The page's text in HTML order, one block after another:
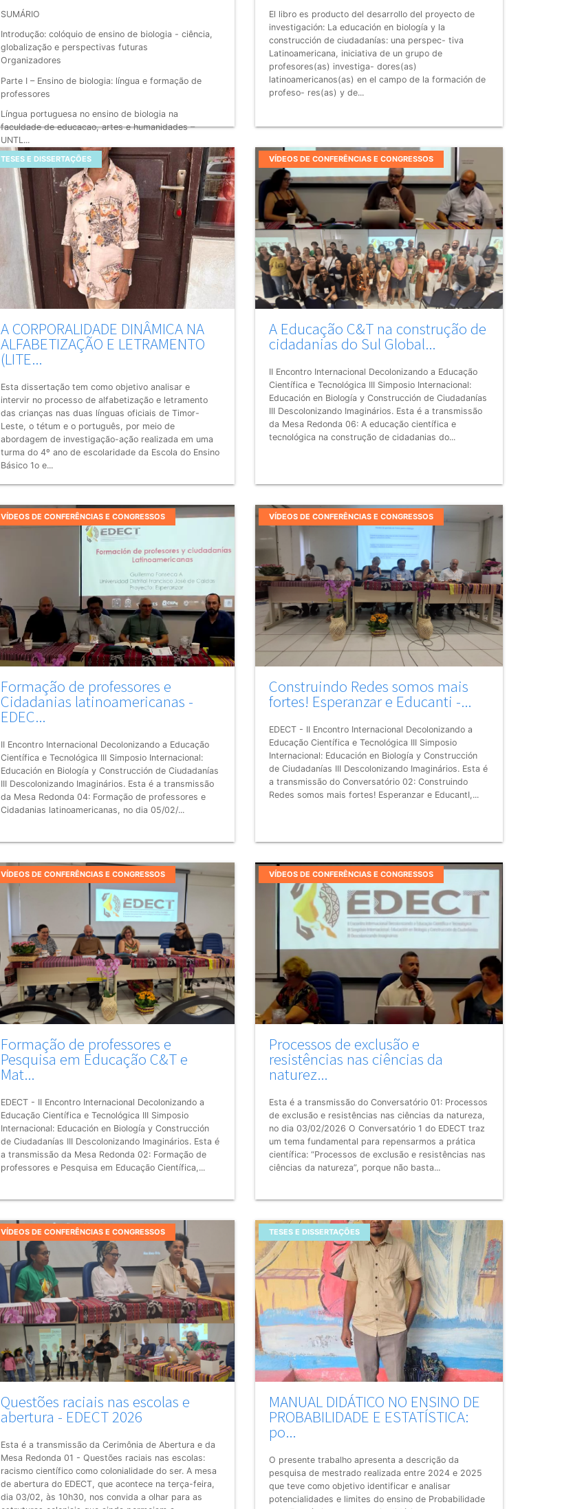
SUMÁRIO
Introdução: colóquio de ensino de biologia - ciência,
globalização e perspectivas futuras
Organizadores
Parte I – Ensino de biologia: língua e formação de
professores
Língua portuguesa no ensino de biologia na
faculdade de educacao, artes e humanidades –
UNTL...
El libro es producto del desarrollo del proyecto de
investigación: La educación en biología y la
construcción de ciudadanías: una perspec- tiva
Latinoamericana, iniciativa de un grupo de
profesores(as) investiga- dores(as)
latinoamericanos(as) en el campo de la formación de
profeso- res(as) y de...
TESES E DISSERTAÇÕES
A CORPORALIDADE DINÂMICA NA
ALFABETIZAÇÃO E LETRAMENTO
(LITE...
Esta dissertação tem como objetivo analisar e
intervir no processo de alfabetização e letramento
das crianças nas duas línguas oficiais de Timor-
Leste, o tétum e o português, por meio de
abordagem de investigação-ação realizada em uma
turma do 4º ano de escolaridade da Escola do Ensino
Básico 1o e...
VÍDEOS DE CONFERÊNCIAS E CONGRESSOS
A Educação C&T na construção de
cidadanias do Sul Global...
II Encontro Internacional Decolonizando a Educação
Científica e Tecnológica III Simposio Internacional:
Educación en Biología y Construcción de Ciudadanías
III Descolonizando Imaginários. Esta é a transmissão
da Mesa Redonda 06: A educação científica e
tecnológica na construção de cidadanias do...
VÍDEOS DE CONFERÊNCIAS E CONGRESSOS
Formação de professores e
Cidadanias latinoamericanas -
EDEC...
II Encontro Internacional Decolonizando a Educação
Científica e Tecnológica III Simposio Internacional:
Educación en Biología y Construcción de Ciudadanías
III Descolonizando Imaginários. Esta é a transmissão
da Mesa Redonda 04: Formação de professores e
Cidadanias latinoamericanas, no dia 05/02/...
VÍDEOS DE CONFERÊNCIAS E CONGRESSOS
Construindo Redes somos mais
fortes! Esperanzar e Educanti -...
EDECT - II Encontro Internacional Decolonizando a
Educação Científica e Tecnológica III Simposio
Internacional: Educación en Biología y Construcción
de Ciudadanías III Descolonizando Imaginários. Esta é
a transmissão do Conversatório 02: Construindo
Redes somos mais fortes! Esperanzar e EducantI,...
VÍDEOS DE CONFERÊNCIAS E CONGRESSOS
Formação de professores e
Pesquisa em Educação C&T e
Mat...
EDECT - II Encontro Internacional Decolonizando a
Educação Científica e Tecnológica III Simposio
Internacional: Educación en Biología y Construcción
de Ciudadanías III Descolonizando Imaginários. Esta é
a transmissão da Mesa Redonda 02: Formação de
professores e Pesquisa em Educação Científica,...
VÍDEOS DE CONFERÊNCIAS E CONGRESSOS
Processos de exclusão e
resistências nas ciências da
naturez...
Esta é a transmissão do Conversatório 01: Processos
de exclusão e resistências nas ciências da natureza,
no dia 03/02/2026 O Conversatório 1 do EDECT traz
um tema fundamental para repensarmos a prática
científica: “Processos de exclusão e resistências nas
ciências da natureza”, porque não basta...
VÍDEOS DE CONFERÊNCIAS E CONGRESSOS
Questões raciais nas escolas e
abertura - EDECT 2026
Esta é a transmissão da Cerimônia de Abertura e da
Mesa Redonda 01 - Questões raciais nas escolas:
racismo científico como colonialidade do ser. A mesa
de abertura do EDECT, que acontece na terça-feira,
dia 03/02, às 10h30, nos convida a olhar para as
TESES E DISSERTAÇÕES
MANUAL DIDÁTICO NO ENSINO DE
PROBABILIDADE E ESTATÍSTICA:
po...
O presente trabalho apresenta a descrição da
pesquisa de mestrado realizada entre 2024 e 2025
que teve como objetivo identificar e analisar
potencialidades e limites do ensino de Probabilidade